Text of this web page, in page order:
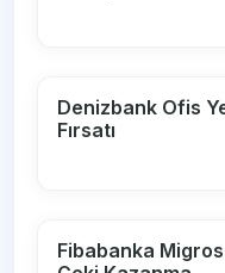
Denizbank Ofis
Fırsatı
Fibabanka Migros